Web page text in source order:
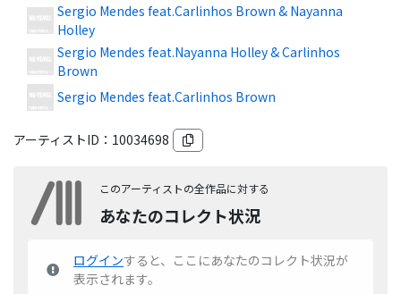
Sergio Mendes feat.Carlinhos Brown & Nayanna
Holley
Sergio Mendes feat.Nayanna Holley & Carlinhos
Brown
Sergio Mendes feat.Carlinhos Brown
アーティストID： 10034698
このアーティストの全作品に対する
あなたのコレクト状況
ログインすると、ここにあなたのコレクト状況が
表示されます。